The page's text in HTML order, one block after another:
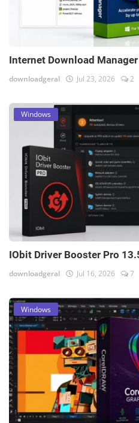
Internet Download
downloadgeral Jul 23, 2026 2
Windows
IObit Driver Booster Pro
downloadgeral Jul 16, 2026 7
Windows